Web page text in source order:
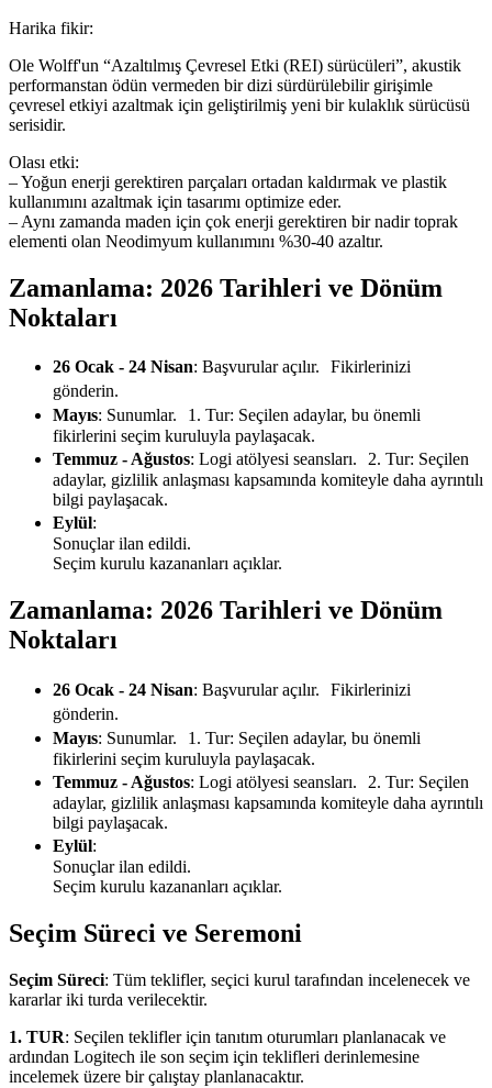
Harika fikir:
Ole Wolff'un “Azaltılmış Çevresel Etki (REI) sürücüleri”, akustik
performanstan ödün vermeden bir dizi sürdürülebilir girişimle
çevresel etkiyi azaltmak için geliştirilmiş yeni bir kulaklık sürücüsü
serisidir.
Olası etki:
– Yoğun enerji gerektiren parçaları ortadan kaldırmak ve plastik
kullanımını azaltmak için tasarımı optimize eder.
– Aynı zamanda maden için çok enerji gerektiren bir nadir toprak
elementi olan Neodimyum kullanımını %30-40 azaltır.
Zamanlama: 2026 Tarihleri ve Dönüm
Noktaları
26 Ocak - 24 Nisan: Başvurular açılır. Fikirlerinizi
gönderin.
Mayıs: Sunumlar. 1. Tur: Seçilen adaylar, bu önemli
fikirlerini seçim kuruluyla paylaşacak.
Temmuz - Ağustos: Logi atölyesi seansları. 2. Tur: Seçilen
adaylar, gizlilik anlaşması kapsamında komiteyle daha ayrıntılı
bilgi paylaşacak.
Eylül:
Sonuçlar ilan edildi.
Seçim kurulu kazananları açıklar.
Zamanlama: 2026 Tarihleri ve Dönüm
Noktaları
26 Ocak - 24 Nisan: Başvurular açılır. Fikirlerinizi
gönderin.
Mayıs: Sunumlar. 1. Tur: Seçilen adaylar, bu önemli
fikirlerini seçim kuruluyla paylaşacak.
Temmuz - Ağustos: Logi atölyesi seansları. 2. Tur: Seçilen
adaylar, gizlilik anlaşması kapsamında komiteyle daha ayrıntılı
bilgi paylaşacak.
Eylül:
Sonuçlar ilan edildi.
Seçim kurulu kazananları açıklar.
Seçim Süreci ve Seremoni
Seçim Süreci: Tüm teklifler, seçici kurul tarafından incelenecek ve
kararlar iki turda verilecektir.
1. TUR: Seçilen teklifler için tanıtım oturumları planlanacak ve
ardından Logitech ile son seçim için teklifleri derinlemesine
incelemek üzere bir çalıştay planlanacaktır.